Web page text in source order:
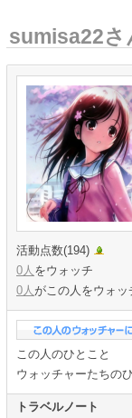
sumisa22さ
活動点数(194)
0人 をウォッチ
0人 がこの人をウォッ
この人のひとこと
ウォッチャーたちの
トラベルノート